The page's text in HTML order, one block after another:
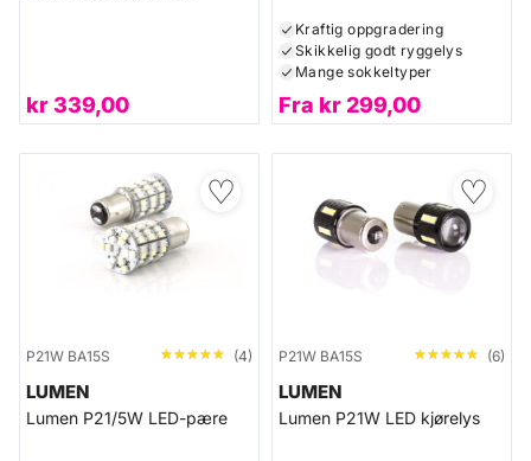
kr339,00
Kraftig oppgradering
Skikkelig godt ryggelys
Mange sokkeltyper
Fra kr299,00
♡
P21W BA15S ★★★★★
★★★★★ (4)
LUMEN
Lumen P21/5W LED-pære
♡
P21W BA15S ★★★★★
★★★★★ (6)
LUMEN
Lumen P21W LED kjørelys